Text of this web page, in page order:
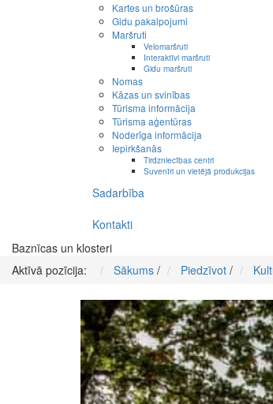
Kartes un brošūras
Gidu pakalpojumi
Maršruti
Velomaršruti
Interaktīvi maršruti
Gidu maršruti
Nomas
Kāzas un svinības
Tūrisma informācija
Tūrisma aģentūras
Noderīga informācija
Iepirkšanās
Tirdzniecības centri
Suvenīri un vietējā produkcijas
Sadarbība
Kontakti
Baznīcas un klosteri
Aktīvā pozīcija:
Sākums / Piedzīvot /